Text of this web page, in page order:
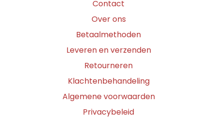
Contact
Over ons
Betaalmethoden
Leveren en verzenden
Retourneren
Klachtenbehandeling
Algemene voorwaarden
Privacybeleid